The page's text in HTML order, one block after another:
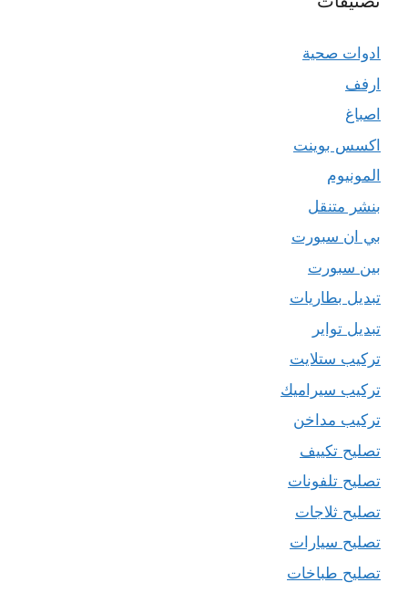
ادوات صحية
ارفف
اصباغ
اكسس بوينت
المونيوم
بنشر متنقل
بي ان سبورت
بين سبورت
تبديل بطاريات
تبديل تواير
تركيب ستلايت
تركيب سيراميك
تركيب مداخن
تصليح تكييف
تصليح تلفونات
تصليح ثلاجات
تصليح سيارات
تصليح طباخات